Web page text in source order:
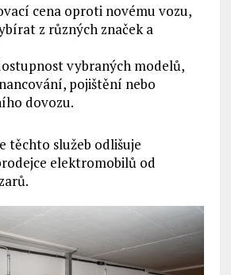
cena oproti novému vozu,
z různých značek a
vybraných modelů,
pojištění nebo
dovozu.
těchto služeb odlišuje
elektromobilů od